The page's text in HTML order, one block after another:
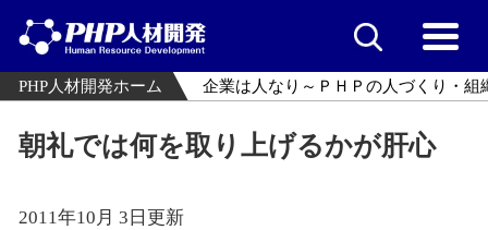
PHP人材開発ホーム 企業は人なり～ＰＨＰの人づくり・組
朝礼では何を取り上げるかが肝心
2011年10月 3日更新